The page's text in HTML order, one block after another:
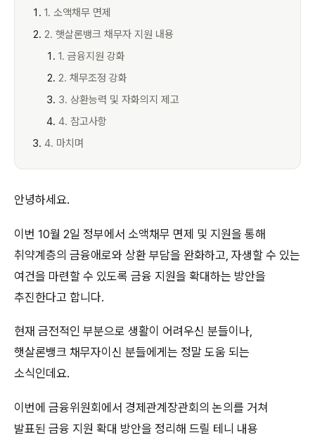
1. 소액채무 면제
2. 햇살론뱅크 채무자 지원 내용
1. 금융지원 강화
2. 채무조정 강화
3. 상환능력 및 자화의지 제고
4. 참고사항
4. 마치며
안녕하세요.
이번 10월 2일 정부에서 소액채무 면제 및 지원을 통해
취약계층의 금융애로와 상환 부담을 완화하고, 자생할 수 있는
여건을 마련할 수 있도록 금융 지원을 확대하는 방안을
추진한다고 합니다.
현재 금전적인 부분으로 생활이 어려우신 분들이나,
햇살론뱅크 채무자이신 분들에게는 정말 도움 되는
소식인데요.
이번에 금융위원회에서 경제관계장관회의 논의를 거쳐
발표된 금융 지원 확대 방안을 정리해 드릴 테니 내용